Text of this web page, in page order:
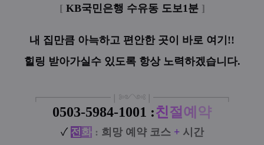
[ KB국민은행 수유동 도보1분 ]
내 집만큼 아늑하고 편안한 곳이 바로 여기!!
힐링 받아가실수 있도록 항상 노력하겠습니다.
┏━━━━━━━━ ❘༻༺❘ ━━━━━━━━┓
0503-5984-1001 :친절 예 약
✓ 전화 : 희망 예약 코스 + 시간